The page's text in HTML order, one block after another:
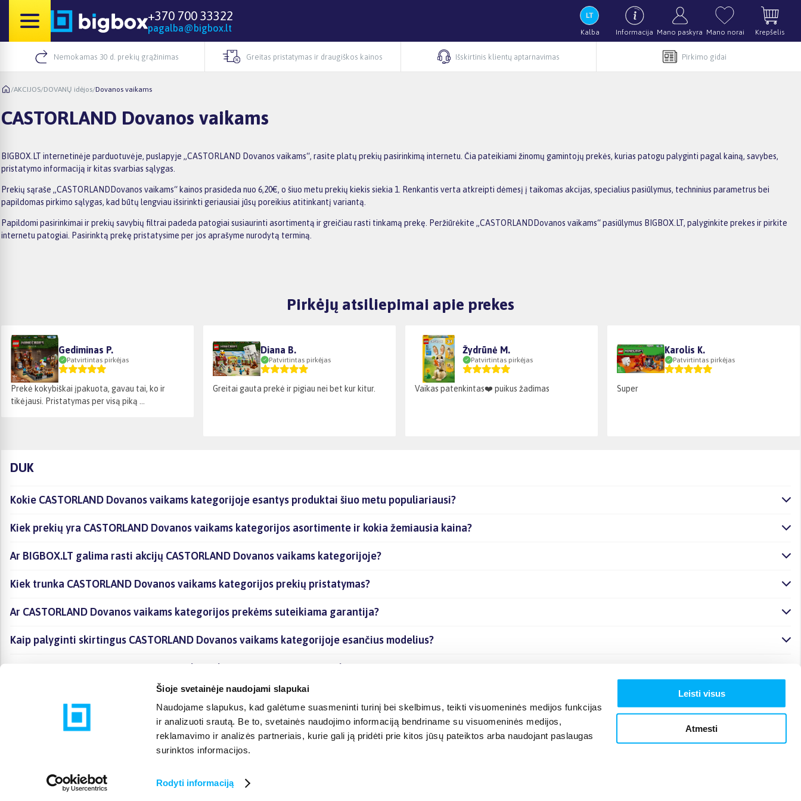
Šioje svetainėje naudojami slapukai
Naudojame slapukus, kad galėtume suasmeninti turinį bei skelbimus, teikti visuomeninės medijos funkcijas
ir analizuoti srautą. Be to, svetainės naudojimo informaciją bendriname su visuomeninės medijos,
reklamavimo ir analizės partneriais, kurie gali ją pridėti prie kitos jūsų pateiktos arba naudojant paslaugas
surinktos informacijos.
Rodyti informaciją
Leisti visus
Atmesti
+370 700 33322
pagalba@bigbox.lt Kalba Informacija Mano paskyra Mano norai Krepšelis
Nemokamas 30 d. prekių grąžinimas Greitas pristatymas ir draugiškos kainos Išskirtinis klientų aptarnavimas Pirkimo gidai
/AKCIJOS/DOVANŲ idėjos/Dovanos vaikams
CASTORLAND Dovanos vaikams
BIGBOX.LT internetinėje parduotuvėje, puslapyje „CASTORLAND Dovanos vaikams“, rasite platų prekių pasirinkimą internetu. Čia pateikiami žinomų gamintojų prekės, kurias patogu palyginti pagal kainą, savybes,
pristatymo informaciją ir kitas svarbias sąlygas.
Prekių sąraše „CASTORLANDDovanos vaikams“ kainos prasideda nuo 6,20€, o šiuo metu prekių kiekis siekia 1. Renkantis verta atkreipti dėmesį į taikomas akcijas, specialius pasiūlymus, techninius parametrus bei
papildomas pirkimo sąlygas, kad būtų lengviau išsirinkti geriausiai jūsų poreikius atitinkantį variantą.
Papildomi pasirinkimai ir prekių savybių filtrai padeda patogiai susiaurinti asortimentą ir greičiau rasti tinkamą prekę. Peržiūrėkite „CASTORLANDDovanos vaikams“ pasiūlymus BIGBOX.LT, palyginkite prekes ir pirkite
internetu patogiai. Pasirinktą prekę pristatysime per jos aprašyme nurodytą terminą.
Pirkėjų atsiliepimai apie prekes
Gediminas P.
Patvirtintas pirkėjas
Prekė kokybiškai įpakuota, gavau tai, ko ir
tikėjausi. Pristatymas per visą piką ...
Diana B.
Patvirtintas pirkėjas
Greitai gauta prekė ir pigiau nei bet kur kitur.
Žydrūnė M.
Patvirtintas pirkėjas
Vaikas patenkintas❤️ puikus žadimas
Karolis K.
Patvirtintas pirkėjas
Super
DUK
Kokie CASTORLAND Dovanos vaikams kategorijoje esantys produktai šiuo metu populiariausi?
Kiek prekių yra CASTORLAND Dovanos vaikams kategorijos asortimente ir kokia žemiausia kaina?
Ar BIGBOX.LT galima rasti akcijų CASTORLAND Dovanos vaikams kategorijoje?
Kiek trunka CASTORLAND Dovanos vaikams kategorijos prekių pristatymas?
Ar CASTORLAND Dovanos vaikams kategorijos prekėms suteikiama garantija?
Kaip palyginti skirtingus CASTORLAND Dovanos vaikams kategorijoje esančius modelius?
Kaip įsigyti CASTORLAND Dovanos vaikams kategorijoje esančias prekes internetu?